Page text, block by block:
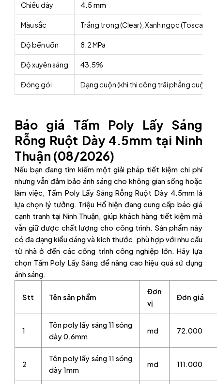
Chiều dày 4.5 mm
Màu sắc Trắng trong (Clear), Xanh ngọc (Tosca),
Độ bền uốn 8.2 MPa
Độ xuyên sáng 43.5%
Đóng gói Dạng cuộn (khi thi công trãi phẳng cuộn)
Báo giá Tấm Poly Lấy Sáng
Rỗng Ruột Dày 4.5mm tại Ninh
Thuận (08/2026)
Nếu bạn đang tìm kiếm một giải pháp tiết kiệm chi phí
nhưng vẫn đảm bảo ánh sáng cho không gian sống hoặc
làm việc, Tấm Poly Lấy Sáng Rỗng Ruột Dày 4.5mm là
lựa chọn lý tưởng. Triệu Hổ hiện đang cung cấp báo giá
cạnh tranh tại Ninh Thuận, giúp khách hàng tiết kiệm mà
vẫn giữ được chất lượng cho công trình. Sản phẩm này
có đa dạng kiểu dáng và kích thước, phù hợp với nhu cầu
từ nhà ở đến các công trình công nghiệp lớn. Hãy lựa
chọn Tấm Poly Lấy Sáng để nâng cao hiệu quả sử dụng
ánh sáng.
Stt Tên sản phẩm
Đơn
vị
Đơn giá
1
Tôn poly lấy sáng 11 sóng
dày 0.6mm
md 72.000
2
Tôn poly lấy sáng 11 sóng
dày 1mm
md 111.000